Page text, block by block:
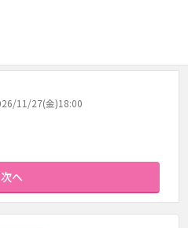
11/27(金)18:00
次へ